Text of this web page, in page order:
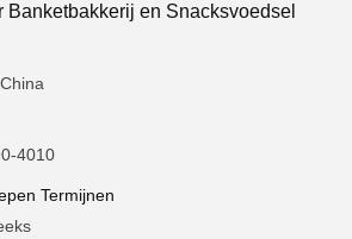
Banketbakkerij en Snacksvoedsel
4010
Termijnen